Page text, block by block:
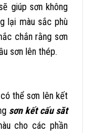
giúp sơn không
lại màu sắc phù
chắn rằng sơn
sơn lên thép.
thể sơn lên kết
sơn kết cấu săt
cho các phần